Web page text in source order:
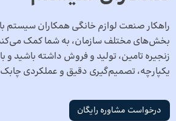
راهکار صنعت لوازم خانگی همکاران سیستم
بخش‌های مختلف سازمان، به شما کمک می‌کند
زنجیره تامین، تولید و فروش داشته باشید و
یکپارچه، تصمیم‌گیری دقیق و عملکردی
درخواست مشاوره رایگان